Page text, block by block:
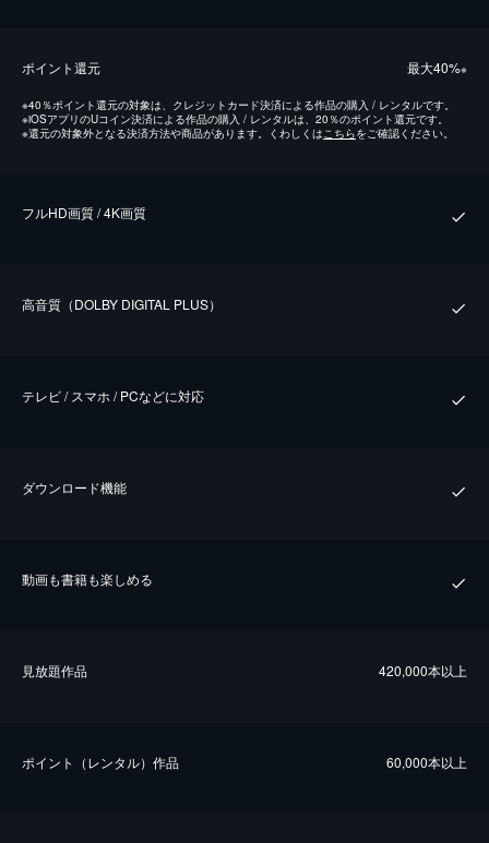
ポイント還元 最⼤40%※
※40％ポイント還元の対象は、クレジットカード決済による作品の購入 / レンタルです。
※iOSアプリのUコイン決済による作品の購入 / レンタルは、20％のポイント還元です。
※還元の対象外となる決済方法や商品があります。くわしくはこちらをご確認ください。
フルHD画質 / 4K画質
⾼⾳質（DOLBY DIGITAL PLUS）
テレビ / スマホ / PCなどに対応
ダウンロード機能
動画も書籍も楽しめる
⾒放題作品 420,000本以上
ポイント（レンタル）作品 60,000本以上